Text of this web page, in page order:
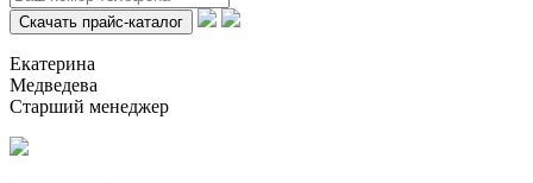
Екатерина
Медведева
Старший менеджер